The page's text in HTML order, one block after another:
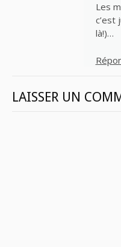
Les
c’est
là!)…
LAISSER UN